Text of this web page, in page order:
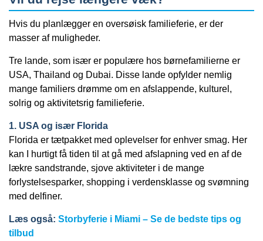
Hvis du planlægger en oversøisk familieferie, er der
masser af muligheder.
Tre lande, som især er populære hos børnefamilierne er
USA, Thailand og Dubai. Disse lande opfylder nemlig
mange familiers drømme om en afslappende, kulturel,
solrig og aktivitetsrig familieferie.
1. USA og især Florida
Florida er tætpakket med oplevelser for enhver smag. Her
kan I hurtigt få tiden til at gå med afslapning ved en af de
lækre sandstrande, sjove aktiviteter i de mange
forlystelsesparker, shopping i verdensklasse og svømning
med delfiner.
Læs også: Storbyferie i Miami – Se de bedste tips og
tilbud